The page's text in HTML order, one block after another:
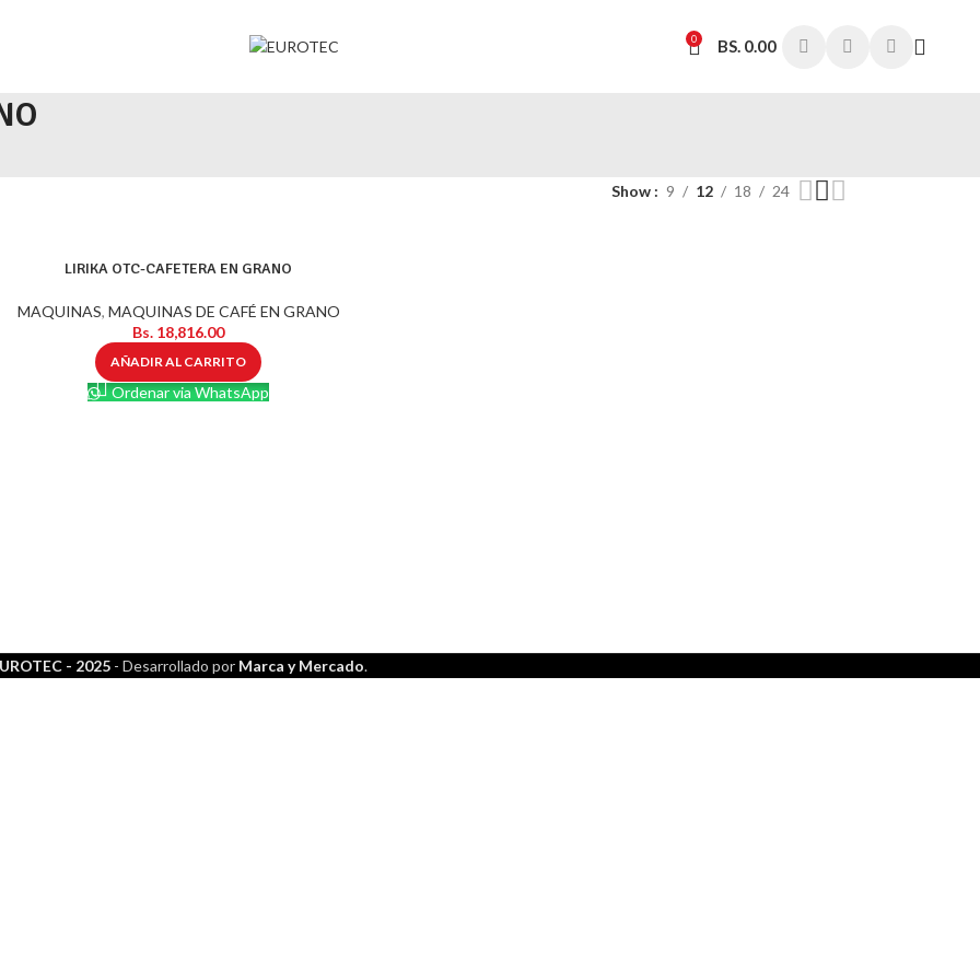
0 BS.0.00
Show 9 12 18 24
LIRIKA OTC-CAFETERA EN GRANO
MAQUINAS, MAQUINAS DE CAFÉ EN GRANO
Bs. 18,816.00
AÑADIR AL CARRITO
Ordenar via WhatsApp
- 2025 - Desarrollado por Marca y Mercado.